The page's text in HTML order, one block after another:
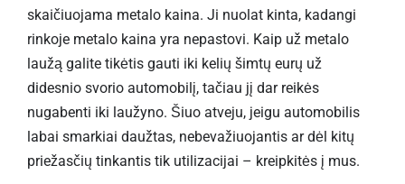
skaičiuojama metalo kaina. Ji nuolat kinta, kadangi
rinkoje metalo kaina yra nepastovi. Kaip už metalo
laužą galite tikėtis gauti iki kelių šimtų eurų už
didesnio svorio automobilį, tačiau jį dar reikės
nugabenti iki laužyno. Šiuo atveju, jeigu automobilis
labai smarkiai daužtas, nebevažiuojantis ar dėl kitų
priežasčių tinkantis tik utilizacijai – kreipkitės į mus.